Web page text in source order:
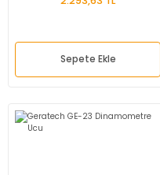
Sepete Ekle